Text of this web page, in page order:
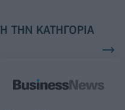
ΤΗΝ ΚΑΤΗΓΟΡΊΑ